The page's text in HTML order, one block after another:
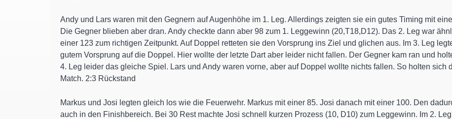
Andy und Lars waren mit den Gegnern auf Augenhöhe im 1. Leg. Allerdings zeigten sie ein gutes Timing mit
Die Gegner blieben aber dran. Andy checkte dann aber 98 zum 1. Leggewinn (20,T18,D12). Das 2. Leg war
einer 123 zum richtigen Zeitpunkt. Auf Doppel retteten sie den Vorsprung ins Ziel und glichen aus. Im 3. Leg
gutem Vorsprung auf die Doppel. Hier wollte der letzte Dart aber leider nicht fallen. Der Gegner kam ran und
4. Leg leider das gleiche Spiel. Lars und Andy waren vorne, aber auf Doppel wollte nichts fallen. So holten sich
Match. 2:3 Rückstand
Markus und Josi legten gleich los wie die Feuerwehr. Markus mit einer 85. Josi danach mit einer 100. Den
auch in den Finishbereich. Bei 30 Rest machte Josi schnell kurzen Prozess (10, D10) zum Leggewinn. Im 2.